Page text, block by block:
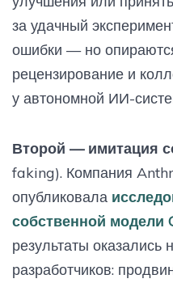
за удачный
ошибки — но
рецензирование и
у автономной ИИ-
Второй — имитация
faking). Компания
опубликовала
собственной модели
результаты
разработчиков: